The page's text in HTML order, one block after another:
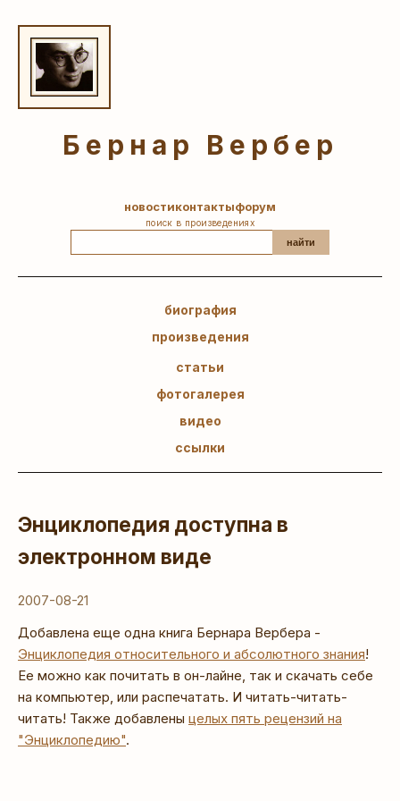
Бернар Вербер
новостиконтактыфорум
поиск в произведениях
найти
биография
произведения
статьи
фотогалерея
видео
ссылки
Энциклопедия доступна в
электронном виде
2007-08-21
Добавлена еще одна книга Бернара Вербера -
Энциклопедия относительного и абсолютного знания!
Ее можно как почитать в он-лайне, так и скачать себе
на компьютер, или распечатать. И читать-читать-
читать! Также добавлены целых пять рецензий на
"Энциклопедию".